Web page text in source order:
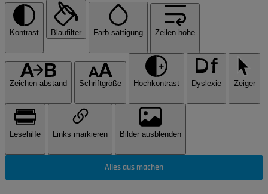
Kontrast Blaufilter Farb-sättigung Zeilen-höhe
Zeichen-abstand Schriftgröße Hochkontrast Dyslexie Zeiger
Lesehilfe Links markieren Bilder ausblenden
Alles aus machen